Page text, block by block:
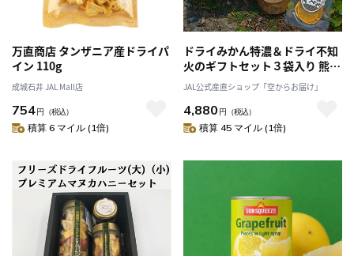
万直商店 タンザニア産ドライパ
イン 110g
成城石井 JAL Mall店
754円 （税込）
積算 6 マイル (1倍)
ドライみかん特濃＆ドライ不知
火のギフトセット３袋入り 熊本
県産 濃厚な甘みをぎゅっと凝
縮！「右田柑橘」
JAL公式産直ショップ「空からお届け」
4,880 円 （税込）
積算 45 マイル (1倍)